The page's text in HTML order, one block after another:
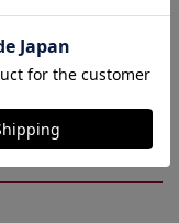
26/27_キッズTシャツ